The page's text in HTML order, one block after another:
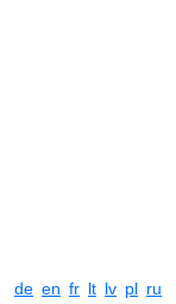
de en fr lt lv pl ru